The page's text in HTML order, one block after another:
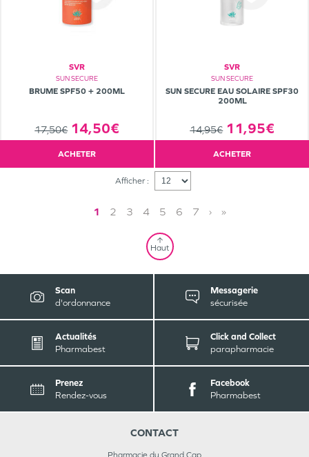
SVR
SUN SECURE
BRUME SPF50 + 200ML
17,50€ 14,50€
ACHETER
SVR
SUN SECURE
SUN SECURE EAU SOLAIRE SPF30
200ML
14,95€ 11,95€
ACHETER
Afficher :
1 2 3 4 5 6 7 › »
Haut
Scan
d'ordonnance
Messagerie
sécurisée
Actualités
Pharmabest
Click and Collect
parapharmacie
Prenez
Rendez-vous
Facebook
Pharmabest
CONTACT
Pharmacie du Grand Cap